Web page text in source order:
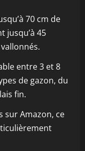
70 cm de
jusqu’à 45
entre 3 et 8
de gazon, du
fin.
sur Amazon, ce